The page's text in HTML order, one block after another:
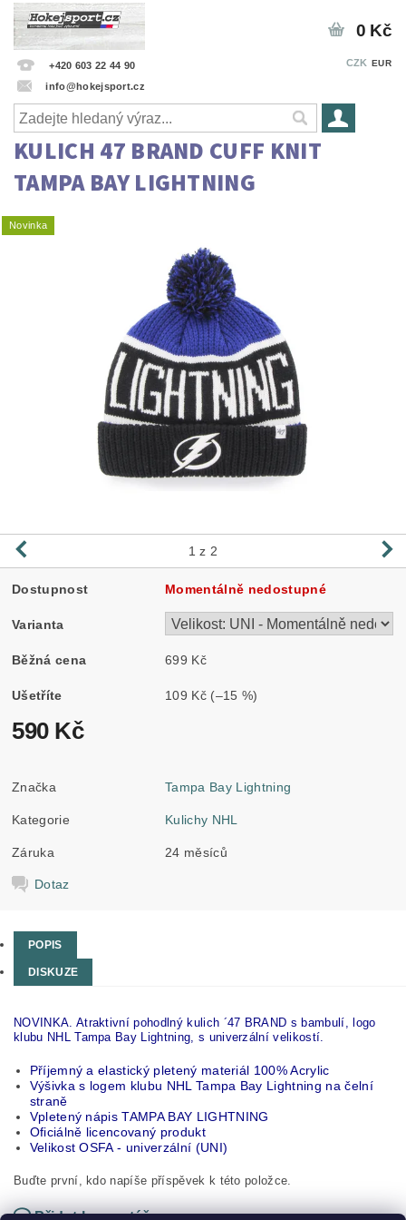
+420 603 22 44 90
info@hokejsport.cz
CZK EUR
0 Kč
KULICH 47 BRAND CUFF KNIT
TAMPA BAY LIGHTNING
Novinka
1 z 2
Dostupnost Momentálně nedostupné
Varianta
Běžná cena 699 Kč
Ušetříte 109 Kč (–15 %)
590 Kč
Značka Tampa Bay Lightning
Kategorie Kulichy NHL
Záruka 24 měsíců
Dotaz
POPIS
DISKUZE
NOVINKA. Atraktivní pohodlný kulich ´47 BRAND s bambulí, logo
klubu NHL Tampa Bay Lightning, s univerzální velikostí.
Příjemný a elastický pletený materiál 100% Acrylic
Výšivka s logem klubu NHL Tampa Bay Lightning na čelní
straně
Vpletený nápis TAMPA BAY LIGHTNING
Oficiálně licencovaný produkt
Velikost OSFA - univerzální (UNI)
Buďte první, kdo napíše příspěvek k této položce.
Přidat komentář